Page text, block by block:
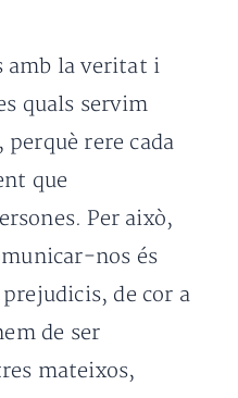
amb la veritat i
quals servim
perquè rere cada
que
Per això,
nos és
de cor a
de ser
mateixos,